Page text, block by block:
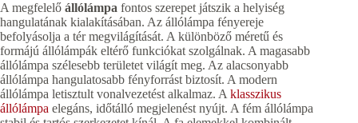
A megfelelő állólámpa fontos szerepet játszik a helyiség
hangulatának kialakításában. Az állólámpa fényereje
befolyásolja a tér megvilágítását. A különböző méretű és
formájú állólámpák eltérő funkciókat szolgálnak. A magasabb
állólámpa szélesebb területet világít meg. Az alacsonyabb
állólámpa hangulatosabb fényforrást biztosít. A modern
állólámpa letisztult vonalvezetést alkalmaz. Aklasszikus
állólámpa elegáns, időtálló megjelenést nyújt. A fém állólámpa